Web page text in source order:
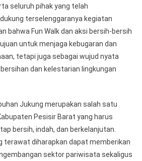
seluruh pihak yang telah
terselenggaranya kegiatan
bahwa Fun Walk dan aksi bersih-bersih
untuk menjaga kebugaran dan
tetapi juga sebagai wujud nyata
dan kelestarian lingkungan
Jukung merupakan salah satu
Pesisir Barat yang harus
bersih, indah, dan berkelanjutan.
terawat diharapkan dapat memberikan
sektor pariwisata sekaligus